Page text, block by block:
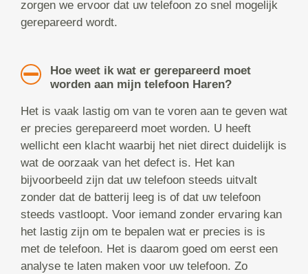
zorgen we ervoor dat uw telefoon zo snel mogelijk
gerepareerd wordt.
Hoe weet ik wat er gerepareerd moet
worden aan mijn telefoon Haren?
Het is vaak lastig om van te voren aan te geven wat
er precies gerepareerd moet worden. U heeft
wellicht een klacht waarbij het niet direct duidelijk is
wat de oorzaak van het defect is. Het kan
bijvoorbeeld zijn dat uw telefoon steeds uitvalt
zonder dat de batterij leeg is of dat uw telefoon
steeds vastloopt. Voor iemand zonder ervaring kan
het lastig zijn om te bepalen wat er precies is is
met de telefoon. Het is daarom goed om eerst een
analyse te laten maken voor uw telefoon. Zo